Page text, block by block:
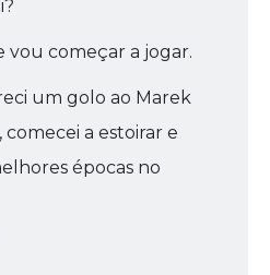
vou começar a jogar.
um golo ao Marek
a estoirar e
épocas no